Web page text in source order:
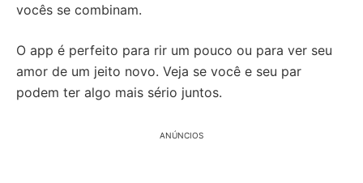
vocês se combinam.
O app é perfeito para rir um pouco ou para ver seu
amor de um jeito novo. Veja se você e seu par
podem ter algo mais sério juntos.
ANÚNCIOS